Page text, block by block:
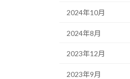
2024年10月
2024年8月
2023年12月
2023年9月